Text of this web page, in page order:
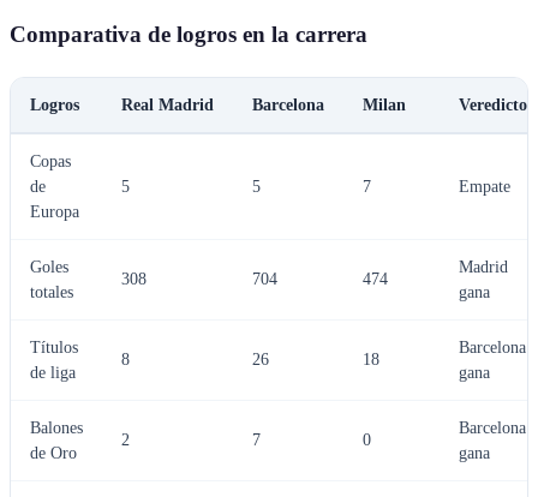
Comparativa de logros en la carrera
Logros Real Madrid Barcelona Milan Veredicto
Copas
de
Europa
5 5 7 Empate
Goles
totales
308 704 474
Madrid
gana
Títulos
de liga
8 26 18
Barcelona
gana
Balones
de Oro
2 7 0
Barcelona
gana